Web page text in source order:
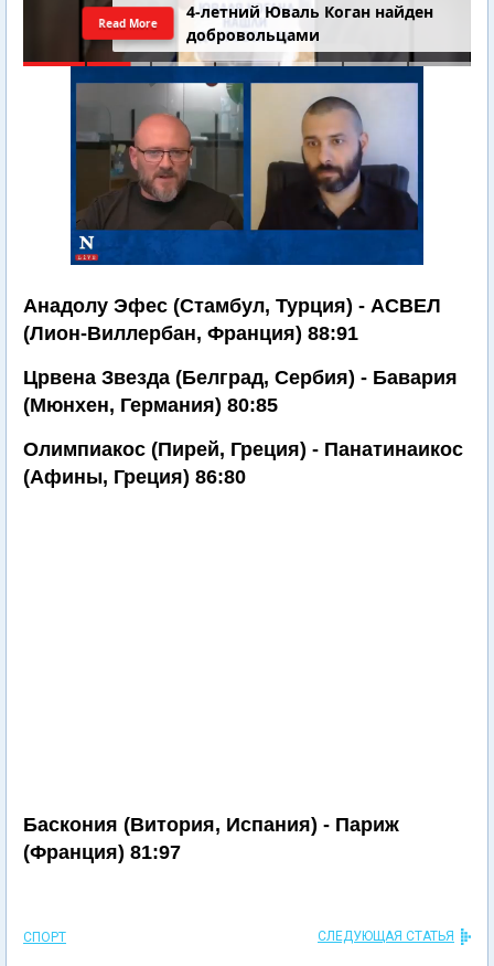
4-летний Юваль Коган найден
добровольцами
Read More
Анадолу Эфес (Стамбул, Турция) - АСВЕЛ
(Лион-Виллербан, Франция) 88:91
Црвена Звезда (Белград, Сербия) - Бавария
(Мюнхен, Германия) 80:85
Олимпиакос (Пирей, Греция) - Панатинаикос
(Афины, Греция) 86:80
Баскония (Витория, Испания) - Париж
(Франция) 81:97
СПОРТ СЛЕДУЮЩАЯ СТАТЬЯ